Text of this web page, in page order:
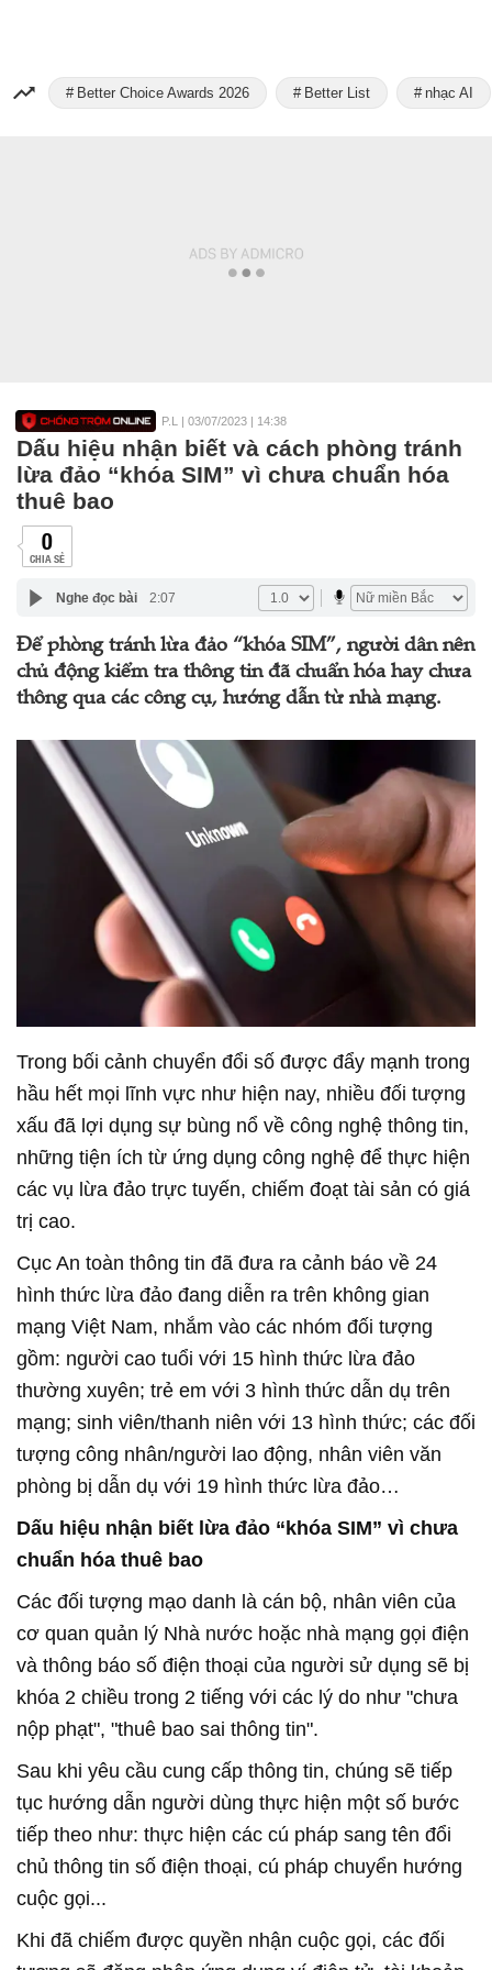
Better Choice Awards 2026 Better List nhạc AI
P.L | 03/07/2023 | 14:38
Dấu hiệu nhận biết và cách phòng tránh
lừa đảo “khóa SIM” vì chưa chuẩn hóa
thuê bao
0
CHIA SẺ
Nghe đọc bài 2:07
Để phòng tránh lừa đảo “khóa SIM”, người dân nên
chủ động kiểm tra thông tin đã chuẩn hóa hay chưa
thông qua các công cụ, hướng dẫn từ nhà mạng.
Trong bối cảnh chuyển đổi số được đẩy mạnh trong
hầu hết mọi lĩnh vực như hiện nay, nhiều đối tượng
xấu đã lợi dụng sự bùng nổ về công nghệ thông tin,
những tiện ích từ ứng dụng công nghệ để thực hiện
các vụ lừa đảo trực tuyến, chiếm đoạt tài sản có giá
trị cao.
Cục An toàn thông tin đã đưa ra cảnh báo về 24
hình thức lừa đảo đang diễn ra trên không gian
mạng Việt Nam, nhắm vào các nhóm đối tượng
gồm: người cao tuổi với 15 hình thức lừa đảo
thường xuyên; trẻ em với 3 hình thức dẫn dụ trên
mạng; sinh viên/thanh niên với 13 hình thức; các đối
tượng công nhân/người lao động, nhân viên văn
phòng bị dẫn dụ với 19 hình thức lừa đảo…
Dấu hiệu nhận biết lừa đảo “khóa SIM” vì chưa
chuẩn hóa thuê bao
Các đối tượng mạo danh là cán bộ, nhân viên của
cơ quan quản lý Nhà nước hoặc nhà mạng gọi điện
và thông báo số điện thoại của người sử dụng sẽ bị
khóa 2 chiều trong 2 tiếng với các lý do như "chưa
nộp phạt", "thuê bao sai thông tin".
Sau khi yêu cầu cung cấp thông tin, chúng sẽ tiếp
tục hướng dẫn người dùng thực hiện một số bước
tiếp theo như: thực hiện các cú pháp sang tên đổi
chủ thông tin số điện thoại, cú pháp chuyển hướng
cuộc gọi...
Khi đã chiếm được quyền nhận cuộc gọi, các đối